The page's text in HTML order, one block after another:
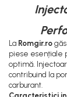
Pompe Apa
Radiatoare
Termostate
Ventilatoare
La Romgir.ro
piese esențiale
optimă.
contribuind la
carburant.